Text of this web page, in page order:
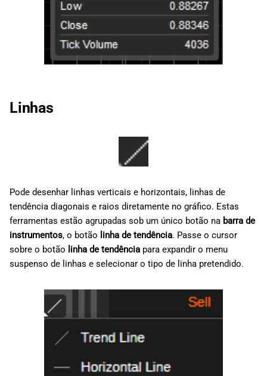
Linhas
Pode desenhar linhas verticais e horizontais, linhas de
tendência diagonais e raios diretamente no gráfico. Estas
ferramentas estão agrupadas sob um único botão na barra de
instrumentos, o botão linha de tendência. Passe o cursor
sobre o botão linha de tendência para expandir o menu
suspenso de linhas e selecionar o tipo de linha pretendido.